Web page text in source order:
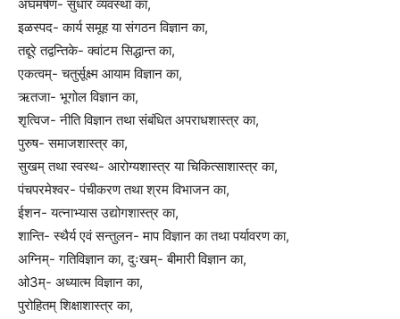
अघमर्षण- सुधार व्यवस्था का,
इळस्पद- कार्य समूह या संगठन विज्ञान का,
तद्दूरे तद्वन्तिके- क्वांटम सिद्धान्त का,
एकत्वम्- चतुर्सूक्ष्म आयाम विज्ञान का,
ऋतजा- भूगोल विज्ञान का,
शृत्विज- नीति विज्ञान तथा संबंधित अपराधशास्त्र का,
पुरुष- समाजशास्त्र का,
सुखम् तथा स्वस्थ- आरोग्यशास्त्र या चिकित्साशास्त्र का,
पंचपरमेश्वर- पंचीकरण तथा श्रम विभाजन का,
ईशन- यत्नाभ्यास उद्योगशास्त्र का,
शान्ति- स्थैर्य एवं सन्तुलन- माप विज्ञान का तथा पर्यावरण का,
अग्निम्- गतिविज्ञान का, दुःखम्- बीमारी विज्ञान का,
ओ3म्- अध्यात्म विज्ञान का,
पुरोहितम् शिक्षाशास्त्र का,